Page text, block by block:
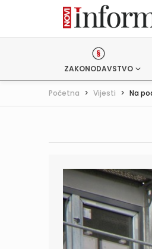
ZAKONODAVSTVO
Početna > Vijesti > Na